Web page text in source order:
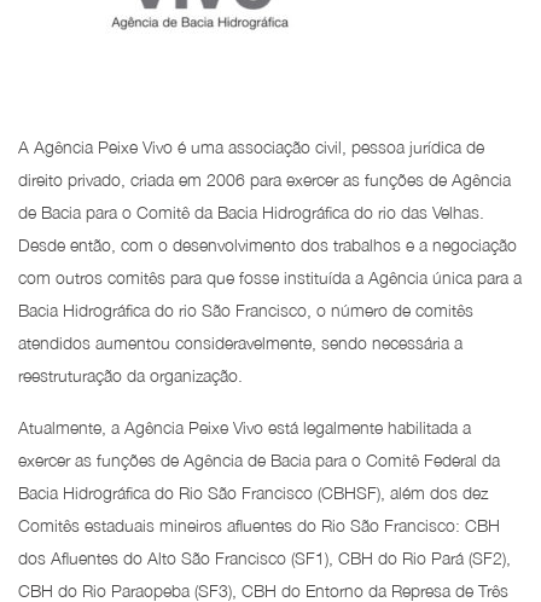
A Agência Peixe Vivo é uma associação civil, pessoa jurídica de
direito privado, criada em 2006 para exercer as funções de Agência
de Bacia para o Comitê da Bacia Hidrográfica do rio das Velhas.
Desde então, com o desenvolvimento dos trabalhos e a negociação
com outros comitês para que fosse instituída a Agência única para a
Bacia Hidrográfica do rio São Francisco, o número de comitês
atendidos aumentou consideravelmente, sendo necessária a
reestruturação da organização.
Atualmente, a Agência Peixe Vivo está legalmente habilitada a
exercer as funções de Agência de Bacia para o Comitê Federal da
Bacia Hidrográfica do Rio São Francisco (CBHSF), além dos dez
Comitês estaduais mineiros afluentes do Rio São Francisco: CBH
dos Afluentes do Alto São Francisco (SF1), CBH do Rio Pará (SF2),
CBH do Rio Paraopeba (SF3), CBH do Entorno da Represa de Três